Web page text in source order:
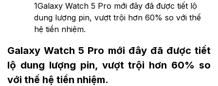
1Galaxy Watch 5 Pro mới đây đã được tiết lộ
dung lượng pin, vượt trội hơn 60% so với thế
hệ tiền nhiệm.
Galaxy Watch 5 Pro mới đây đã được tiết
lộ dung lượng pin, vượt trội hơn 60% so
với thế hệ tiền nhiệm.